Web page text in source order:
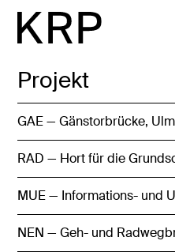
Projekt
GAE — Gänstorbrücke,